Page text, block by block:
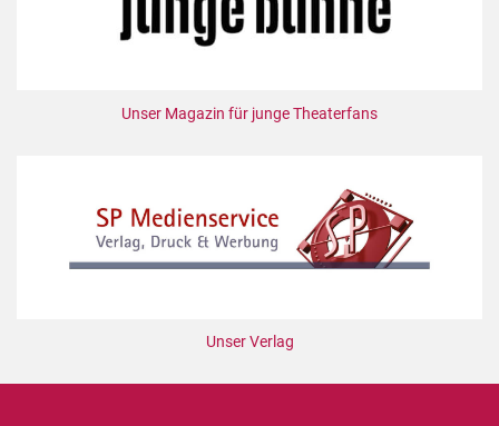
Unser Magazin für junge Theaterfans
Unser Verlag